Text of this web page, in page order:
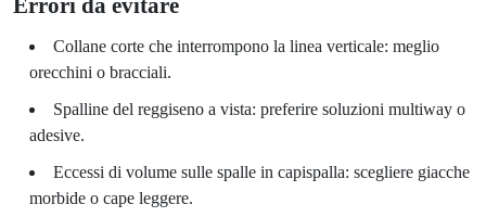
Errori da evitare
Collane corte che interrompono la linea verticale: meglio
orecchini o bracciali.
Spalline del reggiseno a vista: preferire soluzioni multiway o
adesive.
Eccessi di volume sulle spalle in capispalla: scegliere giacche
morbide o cape leggere.